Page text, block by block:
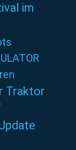
im
Traktor